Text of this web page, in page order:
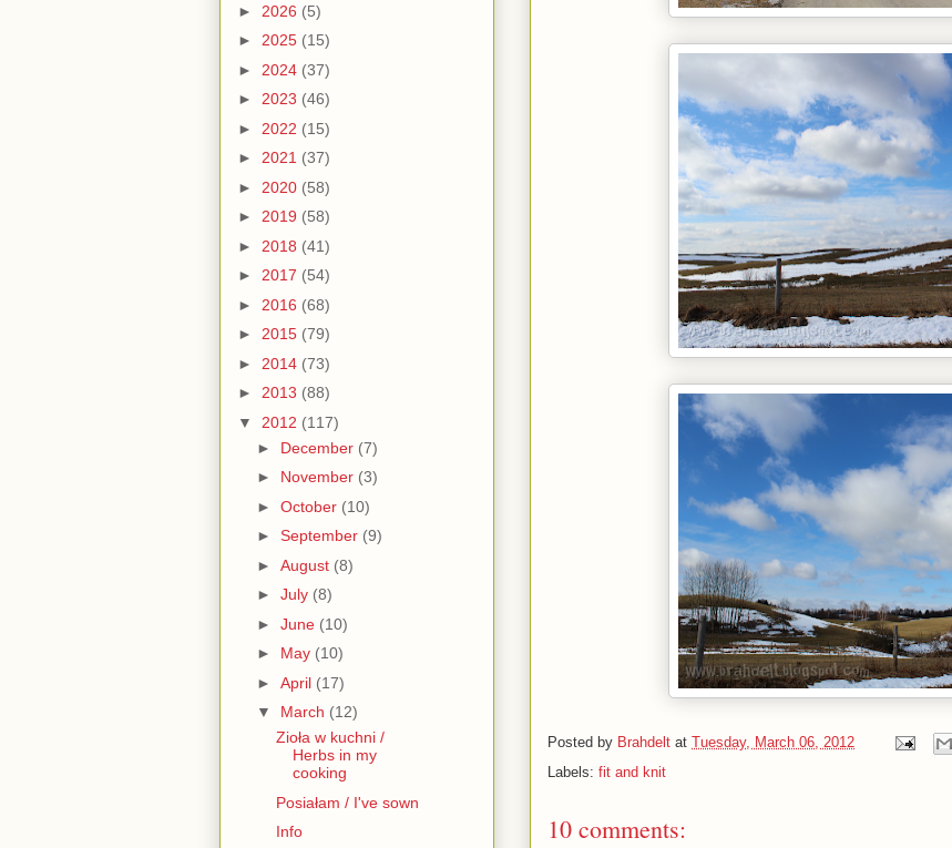
Posted by Brahdelt at Tuesday, March 06, 2012
Labels: fit and knit
10 comments:
► 2026 (5)
► 2025 (15)
► 2024 (37)
► 2023 (46)
► 2022 (15)
► 2021 (37)
► 2020 (58)
► 2019 (58)
► 2018 (41)
► 2017 (54)
► 2016 (68)
► 2015 (79)
► 2014 (73)
► 2013 (88)
▼ 2012 (117)
► December (7)
► November (3)
► October (10)
► September (9)
► August (8)
► July (8)
► June (10)
► May (10)
► April (17)
▼ March (12)
Zioła w kuchni /
Herbs in my
cooking
Posiałam / I've sown
Info